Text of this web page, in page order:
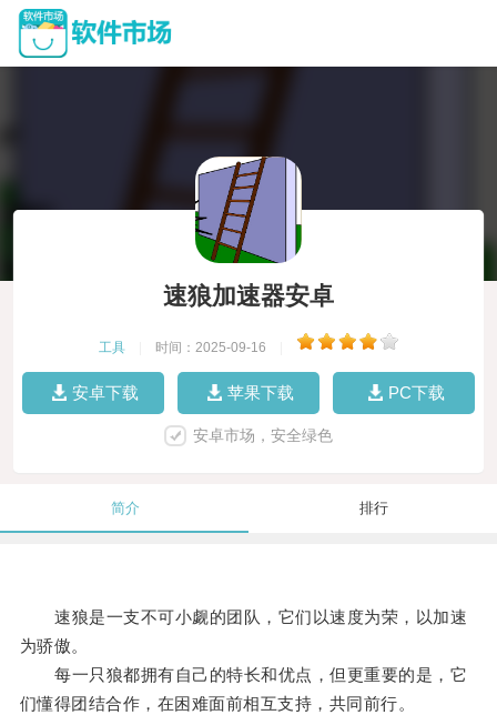
速狼加速器安卓
工具 时间：2025-09-16
安卓下载 苹果下载 PC下载
安卓市场，安全绿色
简介 排行
速狼是一支不可小觑的团队，它们以速度为荣，以加速
为骄傲。
每一只狼都拥有自己的特长和优点，但更重要的是，它
们懂得团结合作，在困难面前相互支持，共同前行。